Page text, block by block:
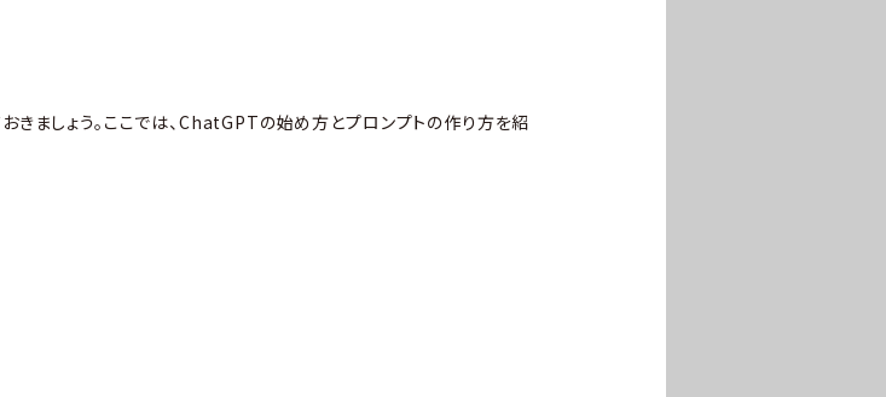
ましょう。ここでは、ChatGPTの始め方とプロンプトの作り方を紹